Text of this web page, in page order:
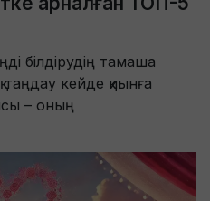
білдірудің тамаша
таңдау кейде қиынға
– оның